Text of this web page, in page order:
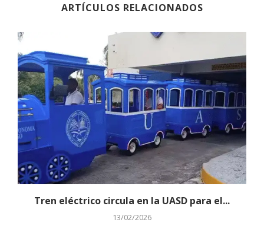
ARTÍCULOS RELACIONADOS
Tren eléctrico circula en la UASD para el...
13/02/2026